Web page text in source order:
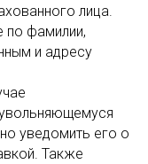
лица.
по фамилии,
и адресу
уведомить его о
Также